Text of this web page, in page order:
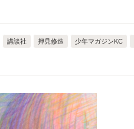
少年マガジンKC
押見修造
講談社